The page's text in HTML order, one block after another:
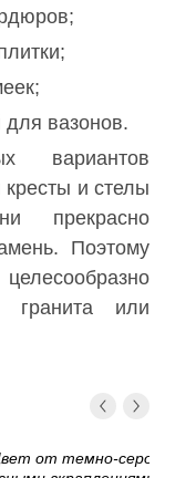
для вазонов.
вариантов
и стелы
прекрасно
Поэтому
гранита или